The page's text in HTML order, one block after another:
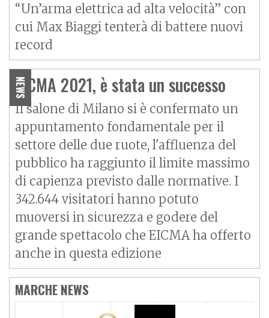
“Un’arma elettrica ad alta velocità” con
cui Max Biaggi tenterà di battere nuovi
record
NEWS
EICMA 2021, è stata un successo
Il salone di Milano si è confermato un
appuntamento fondamentale per il
settore delle due ruote, l'affluenza del
pubblico ha raggiunto il limite massimo
di capienza previsto dalle normative. I
342.644 visitatori hanno potuto
muoversi in sicurezza e godere del
grande spettacolo che EICMA ha offerto
anche in questa edizione
MARCHE NEWS